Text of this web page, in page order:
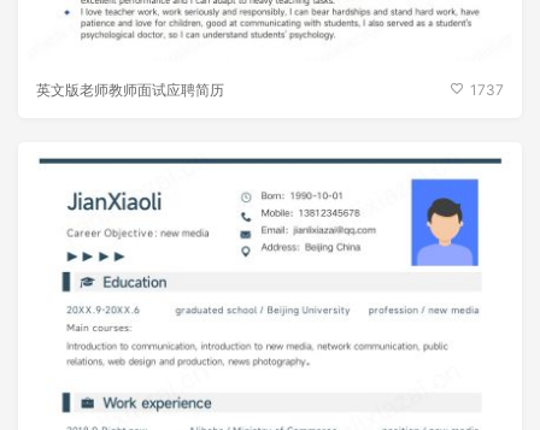
英文版老师教师面试应聘简历 1737